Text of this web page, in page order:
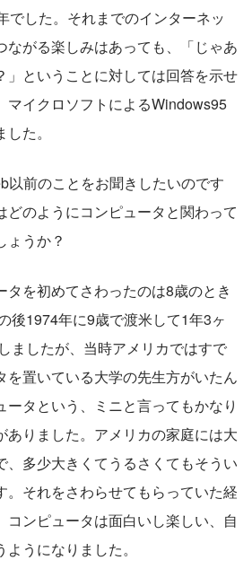
でした。それまでのインターネッ
ながる楽しみはあっても、「じゃあ
」ということに対しては回答を示せ
マイクロソフトによるWindows95
た。
以前のことをお聞きしたいのです
どのようにコンピュータと関わって
ょうか？
タを初めてさわったのは8歳のとき
後1974年に9歳で渡米して1年3ヶ
ましたが、当時アメリカではすで
を置いている大学の先生方がいたん
ータという、ミニと言ってもかなり
ありました。アメリカの家庭には大
、多少大きくてうるさくてもそうい
。それをさわらせてもらっていた経
コンピュータは面白いし楽しい、自
うになりました。